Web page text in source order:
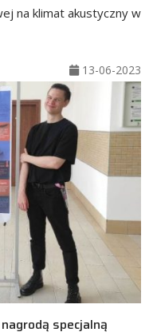
na klimat akustyczny w
13-06-2023
specjalną